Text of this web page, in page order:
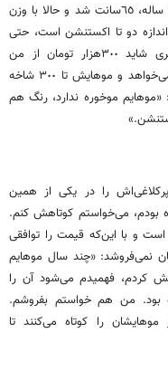
می‌خرند.» ٥‌سال طول کشید تا موهای مهتاب ٢٠ ساله، ٦٥سانت شد و حالا با وزن
دو تا اکستنشن است، حتی
تا ٨٠٠‌هزار تومان هم می‌ارزد اما ببرم منوچهری شاید ٣٠٠‌هزار تومان از من
بخرند.» می‌گوید؛ هربار اکستنشن ١٥٠شاخه مو می‌خواهد و موهایش تا ٣٠٠ شاخه
موخوره ندارد، رنگ هم
را در یکی از همین
بودم، می‌خواستم کوتاهش کنم.
موهای ملیکا هم ٥٠سانت است و با این‌که قیمت را توافقی
که کمتر از ٥٠٠‌هزار تومان نمی‌فروشد: «چند ‌سال موهایم
کردم، فهمیدم می‌شود آن را
بود. من هم خواستم بفروشم.
را کوتاه می‌کنند تا